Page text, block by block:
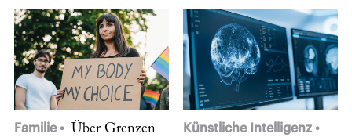
Familie
Über Grenzen
Künstliche Intelligenz